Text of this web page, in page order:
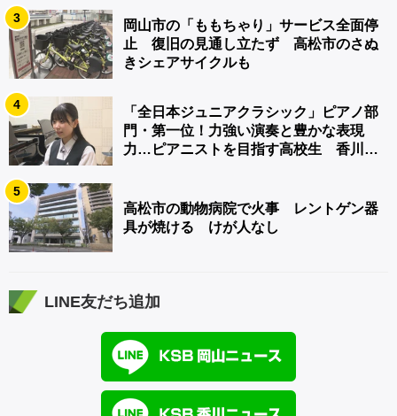
3
岡山市の「ももちゃり」サービス全面停
止 復旧の見通し立たず 高松市のさぬ
きシェアサイクルも
4
「全日本ジュニアクラシック」ピアノ部
門・第一位！力強い演奏と豊かな表現
力…ピアニストを目指す高校生 香川
5
高松市の動物病院で火事 レントゲン器
具が焼ける けが人なし
LINE友だち追加